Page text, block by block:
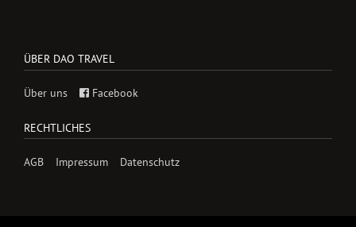
ÜBER DAO TRAVEL
Über uns Facebook
RECHTLICHES
AGB Impressum Datenschutz